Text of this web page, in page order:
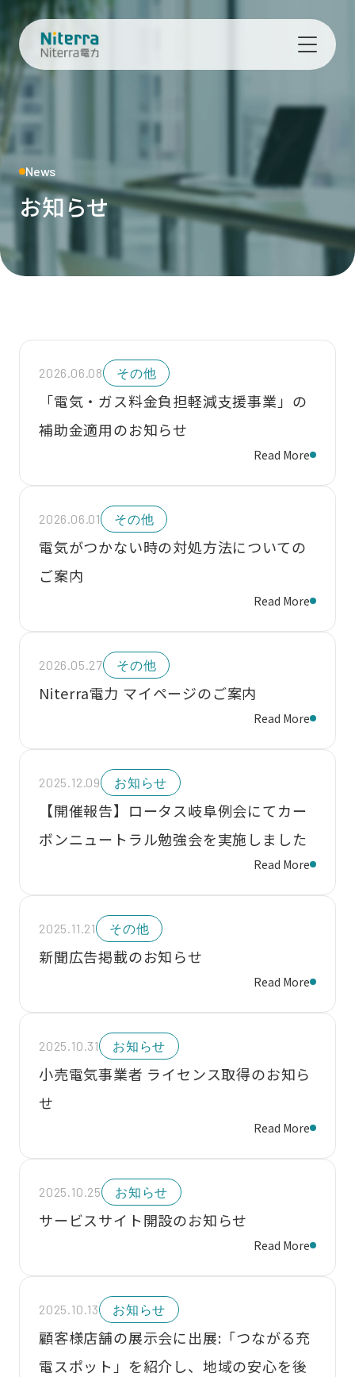
News
お知らせ
2026.06.08 その他
「電気・ガス料金負担軽減支援事業」の
補助金適用のお知らせ
Read More
2026.06.01 その他
電気がつかない時の対処方法についての
ご案内
Read More
2026.05.27 その他
Niterra電力 マイページのご案内
Read More
2025.12.09 お知らせ
【開催報告】ロータス岐阜例会にてカー
ボンニュートラル勉強会を実施しました
Read More
2025.11.21 その他
新聞広告掲載のお知らせ
Read More
2025.10.31 お知らせ
小売電気事業者 ライセンス取得のお知ら
せ
Read More
2025.10.25 お知らせ
サービスサイト開設のお知らせ
Read More
2025.10.13 お知らせ
顧客様店舗の展示会に出展:「つながる充
電スポット」を紹介し、地域の安心を後